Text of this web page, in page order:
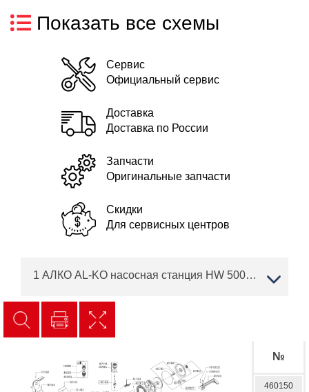
Показать все схемы
Сервис
Официальный сервис
Доставка
Доставка по России
Запчасти
Оригинальные запчасти
Скидки
Для сервисных центров
1 АЛКО AL-KO насосная станция HW 5000 FMS Premium Артикул: 112851 с 01/2014 года
№
460150